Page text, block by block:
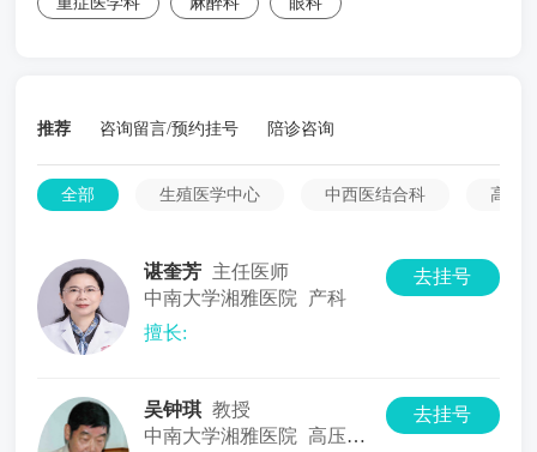
推荐 咨询留言/预约挂号 陪诊咨询
全部 生殖医学中心 中西医结合科 高压
谌奎芳 主任医师
中南大学湘雅医院
产科
去挂号
擅长:
吴钟琪 教授
中南大学湘雅医院 高压氧科
去挂号